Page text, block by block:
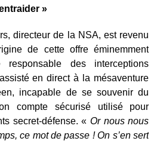
»
directeur de la NSA, est revenu
de cette offre éminemment
responsable des interceptions
en direct à la mésaventure
incapable de se souvenir du
compte sécurisé utilisé pour
secret-défense. « Or nous nous
ce mot de passe ! On s’en sert